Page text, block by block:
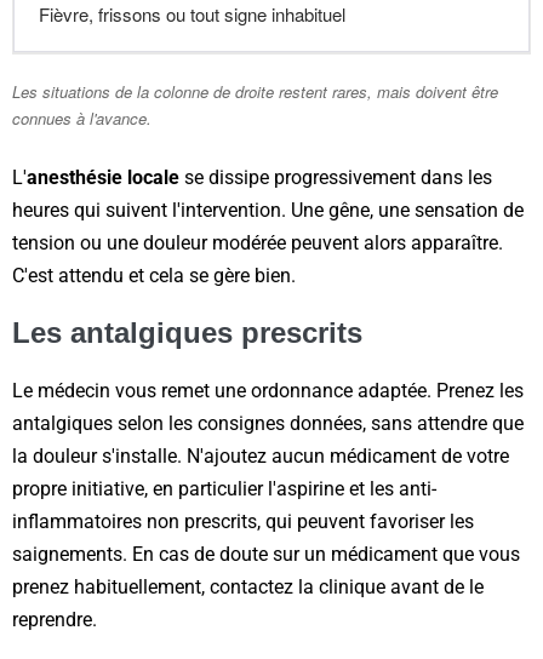
Fièvre, frissons ou tout signe inhabituel
Les situations de la colonne de droite restent rares, mais doivent être
connues à l'avance.
L'anesthésie locale se dissipe progressivement dans les
heures qui suivent l'intervention. Une gêne, une sensation de
tension ou une douleur modérée peuvent alors apparaître.
C'est attendu et cela se gère bien.
Les antalgiques prescrits
Le médecin vous remet une ordonnance adaptée. Prenez les
antalgiques selon les consignes données, sans attendre que
la douleur s'installe. N'ajoutez aucun médicament de votre
propre initiative, en particulier l'aspirine et les anti-
inflammatoires non prescrits, qui peuvent favoriser les
saignements. En cas de doute sur un médicament que vous
prenez habituellement, contactez la clinique avant de le
reprendre.